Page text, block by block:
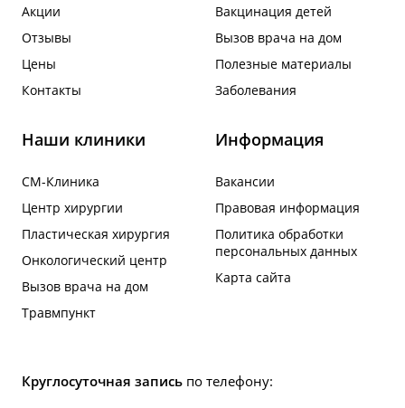
Акции
Отзывы
Цены
Контакты
Вакцинация детей
Вызов врача на дом
Полезные материалы
Заболевания
Наши клиники
СМ-Клиника
Центр хирургии
Пластическая хирургия
Онкологический центр
Вызов врача на дом
Травмпункт
Информация
Вакансии
Правовая информация
Политика обработки
персональных данных
Карта сайта
Круглосуточная запись по телефону: